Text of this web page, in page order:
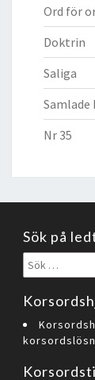
Ord för
Doktrin
Saliga
Samlade
Nr 35
Sök på
Sök
efter: